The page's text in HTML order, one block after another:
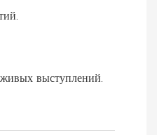
выступлений.